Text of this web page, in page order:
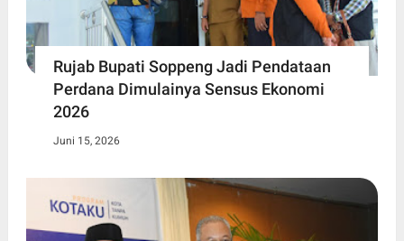
Rujab Bupati Soppeng Jadi Pendataan
Perdana Dimulainya Sensus Ekonomi
2026
Juni 15, 2026